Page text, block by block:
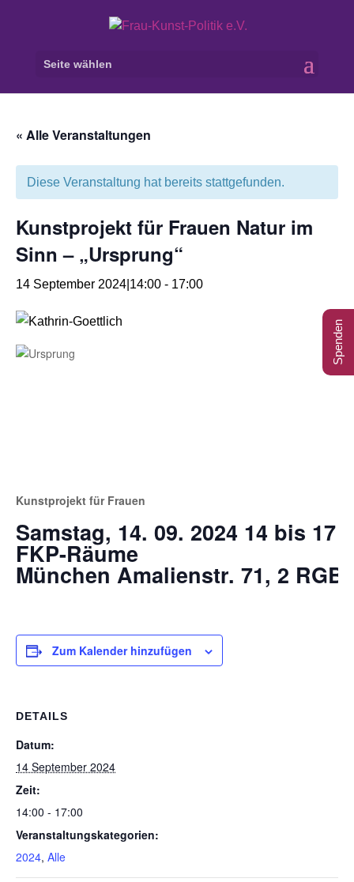
Seite wählen
« Alle Veranstaltungen
Diese Veranstaltung hat bereits stattgefunden.
Kunstprojekt für Frauen Natur im
Sinn – „Ursprung“
14 September 2024|14:00 - 17:00
Kunstprojekt für Frauen
Samstag, 14. 09. 2024 14 bis 17
FKP-Räume
München Amalienstr. 71, 2 RGB
Zum Kalender hinzufügen
DETAILS
Datum:
14 September 2024
Zeit:
14:00 - 17:00
Veranstaltungskategorien:
2024, Alle
Spenden